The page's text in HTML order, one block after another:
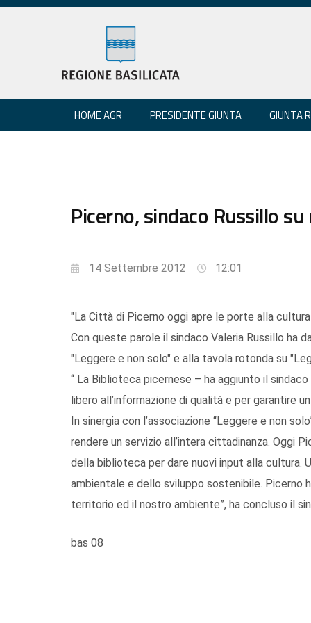
HOME AGR PRESIDENTE GIUNTA GIUNTA
Picerno, sindaco Russillo
14 Settembre 2012 12:01
"La Città di Picerno oggi apre le porte alla
Con queste parole il sindaco Valeria Russillo ha
"Leggere e non solo" e alla tavola rotonda su
“ La Biblioteca picernese – ha aggiunto il
libero all’informazione di qualità e per garantire
In sinergia con l’associazione “Leggere e non
rendere un servizio all’intera cittadinanza. Oggi
della biblioteca per dare nuovi input alla cultura.
ambientale e dello sviluppo sostenibile. Picerno
territorio ed il nostro ambiente”, ha concluso il
bas 08